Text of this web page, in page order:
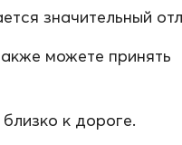
значительный
можете принять
к дороге.